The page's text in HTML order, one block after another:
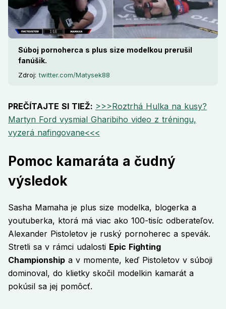
Súboj pornoherca s plus size modelkou prerušil
fanúšik.
Zdroj:twitter.com/Matysek88
PREČÍTAJTE SI TIEŽ: >>>Roztrhá Hulka na kusy?
Martyn Ford vysmial Gharibiho video z tréningu,
vyzerá nafingovane<<<
Pomoc kamaráta a čudný
výsledok
Sasha Mamaha je plus size modelka, blogerka a
youtuberka, ktorá má viac ako 100-tisíc odberateľov.
Alexander Pistoletov je ruský pornoherec a spevák.
Stretli sa v rámci udalosti Epic Fighting
Championship a v momente, keď Pistoletov v súboji
dominoval, do klietky skočil modelkin kamarát a
pokúsil sa jej pomôcť.